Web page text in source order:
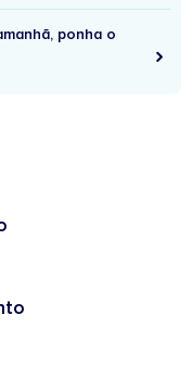
ponha o